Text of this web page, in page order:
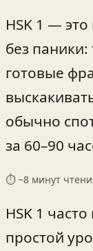
HSK 1 —
без
готовые
обычно
за 60–90
⏱ ~8 минут
HSK 1
простой